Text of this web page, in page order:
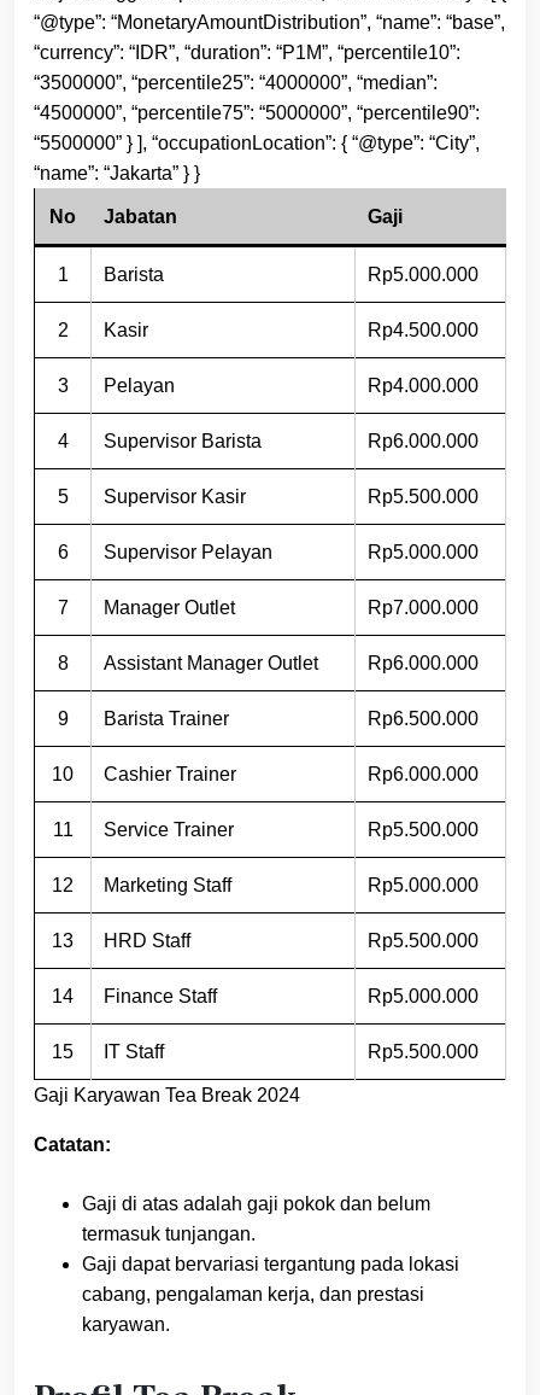
“@type”: “MonetaryAmountDistribution”, “name”: “base”,
“currency”: “IDR”, “duration”: “P1M”, “percentile10”:
“3500000”, “percentile25”: “4000000”, “median”:
“4500000”, “percentile75”: “5000000”, “percentile90”:
“5500000” } ], “occupationLocation”: { “@type”: “City”,
“name”: “Jakarta” } }
No Jabatan Gaji
1 Barista Rp5.000.000
2 Kasir Rp4.500.000
3 Pelayan Rp4.000.000
4 Supervisor Barista Rp6.000.000
5 Supervisor Kasir Rp5.500.000
6 Supervisor Pelayan Rp5.000.000
7 Manager Outlet Rp7.000.000
8 Assistant Manager Outlet Rp6.000.000
9 Barista Trainer Rp6.500.000
10 Cashier Trainer Rp6.000.000
11 Service Trainer Rp5.500.000
12 Marketing Staff Rp5.000.000
13 HRD Staff Rp5.500.000
14 Finance Staff Rp5.000.000
15 IT Staff Rp5.500.000
Gaji Karyawan Tea Break 2024
Catatan:
Gaji di atas adalah gaji pokok dan belum
termasuk tunjangan.
Gaji dapat bervariasi tergantung pada lokasi
cabang, pengalaman kerja, dan prestasi
karyawan.